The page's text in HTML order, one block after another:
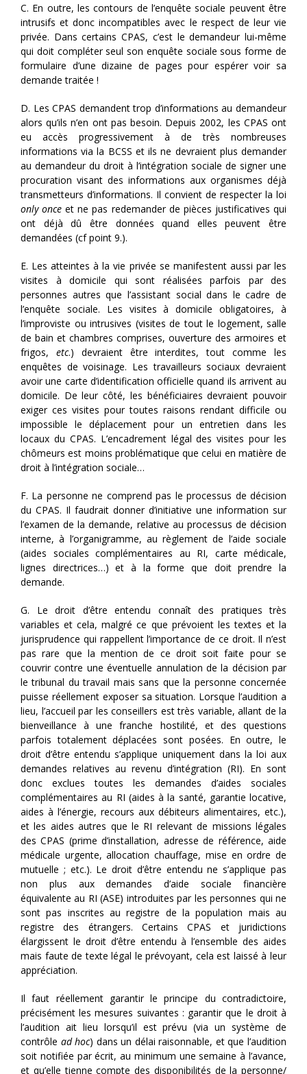
C. En outre, les contours de l’enquête sociale peuvent être
intrusifs et donc incompatibles avec le respect de leur vie
privée. Dans certains CPAS, c’est le demandeur lui-même
qui doit compléter seul son enquête sociale sous forme de
formulaire d’une dizaine de pages pour espérer voir sa
demande traitée !
D. Les CPAS demandent trop d’informations au demandeur
alors qu’ils n’en ont pas besoin. Depuis 2002, les CPAS ont
eu accès progressivement à de très nombreuses
informations via la BCSS et ils ne devraient plus demander
au demandeur du droit à l’intégration sociale de signer une
procuration visant des informations aux organismes déjà
transmetteurs d’informations. Il convient de respecter la loi
only once et ne pas redemander de pièces justificatives qui
ont déjà dû être données quand elles peuvent être
demandées (cf point 9.).
E. Les atteintes à la vie privée se manifestent aussi par les
visites à domicile qui sont réalisées parfois par des
personnes autres que l’assistant social dans le cadre de
l’enquête sociale. Les visites à domicile obligatoires, à
l’improviste ou intrusives (visites de tout le logement, salle
de bain et chambres comprises, ouverture des armoires et
frigos, etc.) devraient être interdites, tout comme les
enquêtes de voisinage. Les travailleurs sociaux devraient
avoir une carte d’identification officielle quand ils arrivent au
domicile. De leur côté, les bénéficiaires devraient pouvoir
exiger ces visites pour toutes raisons rendant difficile ou
impossible le déplacement pour un entretien dans les
locaux du CPAS. L’encadrement légal des visites pour les
chômeurs est moins problématique que celui en matière de
droit à l’intégration sociale…
F. La personne ne comprend pas le processus de décision
du CPAS. Il faudrait donner d’initiative une information sur
l’examen de la demande, relative au processus de décision
interne, à l’organigramme, au règlement de l’aide sociale
(aides sociales complémentaires au RI, carte médicale,
lignes directrices…) et à la forme que doit prendre la
demande.
G. Le droit d’être entendu connaît des pratiques très
variables et cela, malgré ce que prévoient les textes et la
jurisprudence qui rappellent l’importance de ce droit. Il n’est
pas rare que la mention de ce droit soit faite pour se
couvrir contre une éventuelle annulation de la décision par
le tribunal du travail mais sans que la personne concernée
puisse réellement exposer sa situation. Lorsque l’audition a
lieu, l’accueil par les conseillers est très variable, allant de la
bienveillance à une franche hostilité, et des questions
parfois totalement déplacées sont posées. En outre, le
droit d’être entendu s’applique uniquement dans la loi aux
demandes relatives au revenu d’intégration (RI). En sont
donc exclues toutes les demandes d’aides sociales
complémentaires au RI (aides à la santé, garantie locative,
aides à l’énergie, recours aux débiteurs alimentaires, etc.),
et les aides autres que le RI relevant de missions légales
des CPAS (prime d’installation, adresse de référence, aide
médicale urgente, allocation chauffage, mise en ordre de
mutuelle ; etc.). Le droit d’être entendu ne s’applique pas
non plus aux demandes d’aide sociale financière
équivalente au RI (ASE) introduites par les personnes qui ne
sont pas inscrites au registre de la population mais au
registre des étrangers. Certains CPAS et juridictions
élargissent le droit d’être entendu à l’ensemble des aides
mais faute de texte légal le prévoyant, cela est laissé à leur
appréciation.
Il faut réellement garantir le principe du contradictoire,
précisément les mesures suivantes : garantir que le droit à
l’audition ait lieu lorsqu’il est prévu (via un système de
contrôle ad hoc) dans un délai raisonnable, et que l’audition
soit notifiée par écrit, au minimum une semaine à l’avance,
et qu’elle tienne compte des disponibilités de la personne/